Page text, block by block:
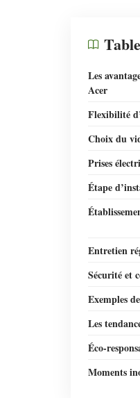
Les
Acer
Flexibilité
Choix du
Prises
Étape
Entretien
Sécurité et
Exemples
Les
Éco-
Moments